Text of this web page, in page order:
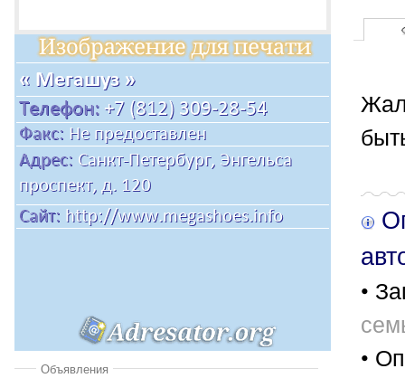
Объявления
•
•